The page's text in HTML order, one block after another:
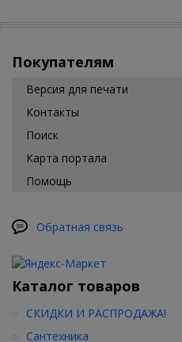
Покупателям
Версия для печати
Контакты
Поиск
Карта портала
Помощь
Обратная связь
Каталог товаров
СКИДКИ И РАСПРОДАЖА!
Сантехника